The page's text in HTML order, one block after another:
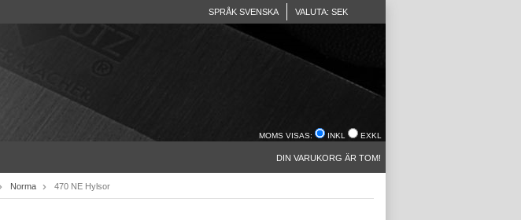
SPRÅK SVENSKA VALUTA: SEK
MOMS VISAS: INKL EXKL
DIN VARUKORG ÄR TOM!
Norma 470 NE Hylsor